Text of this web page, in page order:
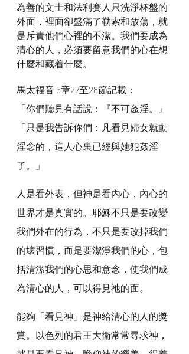
為善的文士和法利賽人只洗淨杯盤的
外面，裡面卻盛滿了勒索和放蕩，就
是斥責他們心裡的不潔。我們要成為
清心的人，必須要留意我們的心在想
什麼和藏着什麼。
馬太福音 5章27至28節記載：
「你們聽見有話說：『不可姦淫。』
「只是我告訴你們：凡看見婦女就動
淫念的，這人心裏已經與她犯姦淫
了。」
人是看外表，但神是看內心，內心的
世界才是真實的。耶穌不只是要改變
我們外在的行為，不只是要改掉我們
的壞習慣，而是要潔淨我們的心，包
括清潔我們的心思和意念，使我們成
為清心的人，可以得見祂的面。
能夠「看見神」是神給清心的人的獎
賞。以色列的君王大衛常常尋求神，